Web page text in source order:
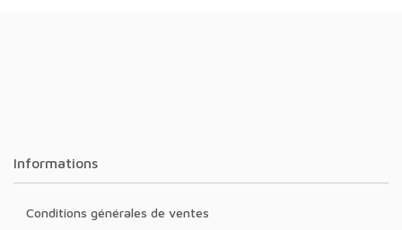
Informations
Conditions générales de ventes